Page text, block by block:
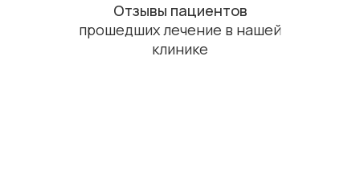
Отзывы пациентов
прошедших лечение в нашей
клинике